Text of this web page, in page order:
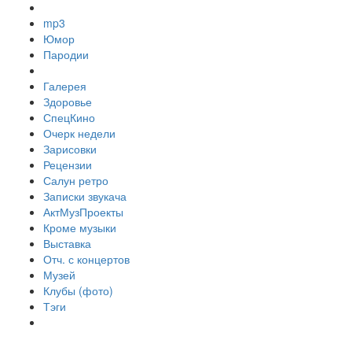
mp3
Юмор
Пародии
Галерея
Здоровье
СпецКино
Очерк недели
Зарисовки
Рецензии
Салун ретро
Записки звукача
АктМузПроекты
Кроме музыки
Выставка
Отч. с концертов
Музей
Клубы (фото)
Тэги